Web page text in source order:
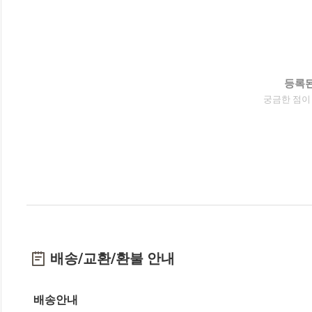
등록
궁금한 점
배송/교환/환불 안내
배송안내